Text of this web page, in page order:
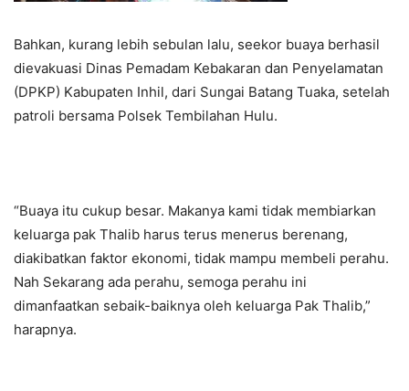
Bahkan, kurang lebih sebulan lalu, seekor buaya berhasil
dievakuasi Dinas Pemadam Kebakaran dan Penyelamatan
(DPKP) Kabupaten Inhil, dari Sungai Batang Tuaka, setelah
patroli bersama Polsek Tembilahan Hulu.
“Buaya itu cukup besar. Makanya kami tidak membiarkan
keluarga pak Thalib harus terus menerus berenang,
diakibatkan faktor ekonomi, tidak mampu membeli perahu.
Nah Sekarang ada perahu, semoga perahu ini
dimanfaatkan sebaik-baiknya oleh keluarga Pak Thalib,”
harapnya.